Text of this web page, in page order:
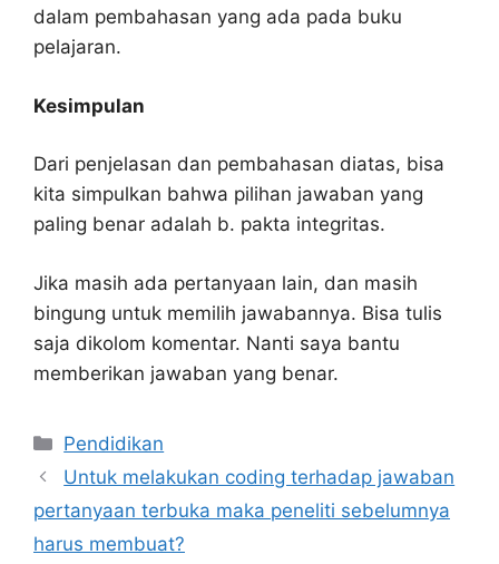
dalam pembahasan yang ada pada buku
pelajaran.
Kesimpulan
Dari penjelasan dan pembahasan diatas, bisa
kita simpulkan bahwa pilihan jawaban yang
paling benar adalah b. pakta integritas.
Jika masih ada pertanyaan lain, dan masih
bingung untuk memilih jawabannya. Bisa tulis
saja dikolom komentar. Nanti saya bantu
memberikan jawaban yang benar.
Kategori
Pendidikan
Untuk melakukan coding terhadap jawaban
pertanyaan terbuka maka peneliti sebelumnya
harus membuat?